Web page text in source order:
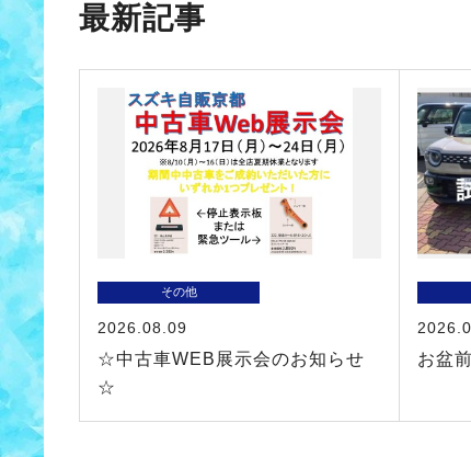
最新記事
その他
2026.08.09
☆中古車WEB展示会のお知らせ
☆
お盆